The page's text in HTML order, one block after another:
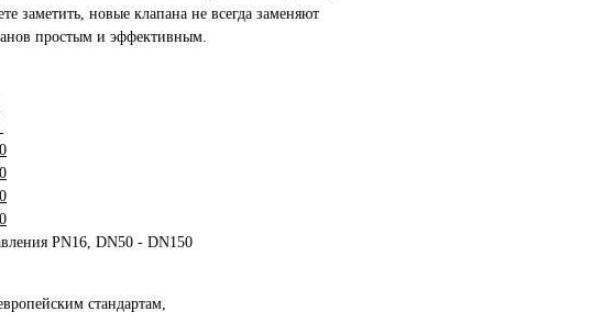
новые клапана не всегда заменяют
простым и эффективным.
PN16, DN50 - DN150
стандартам,